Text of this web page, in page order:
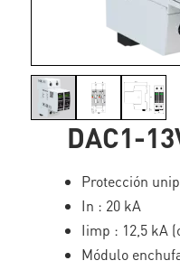
DAC1-
Protección
In : 20 kA
Iimp : 12,5 kA
Módulo